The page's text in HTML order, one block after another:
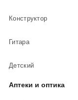
Конструктор
Гитара
Детский
Аптеки и оптика